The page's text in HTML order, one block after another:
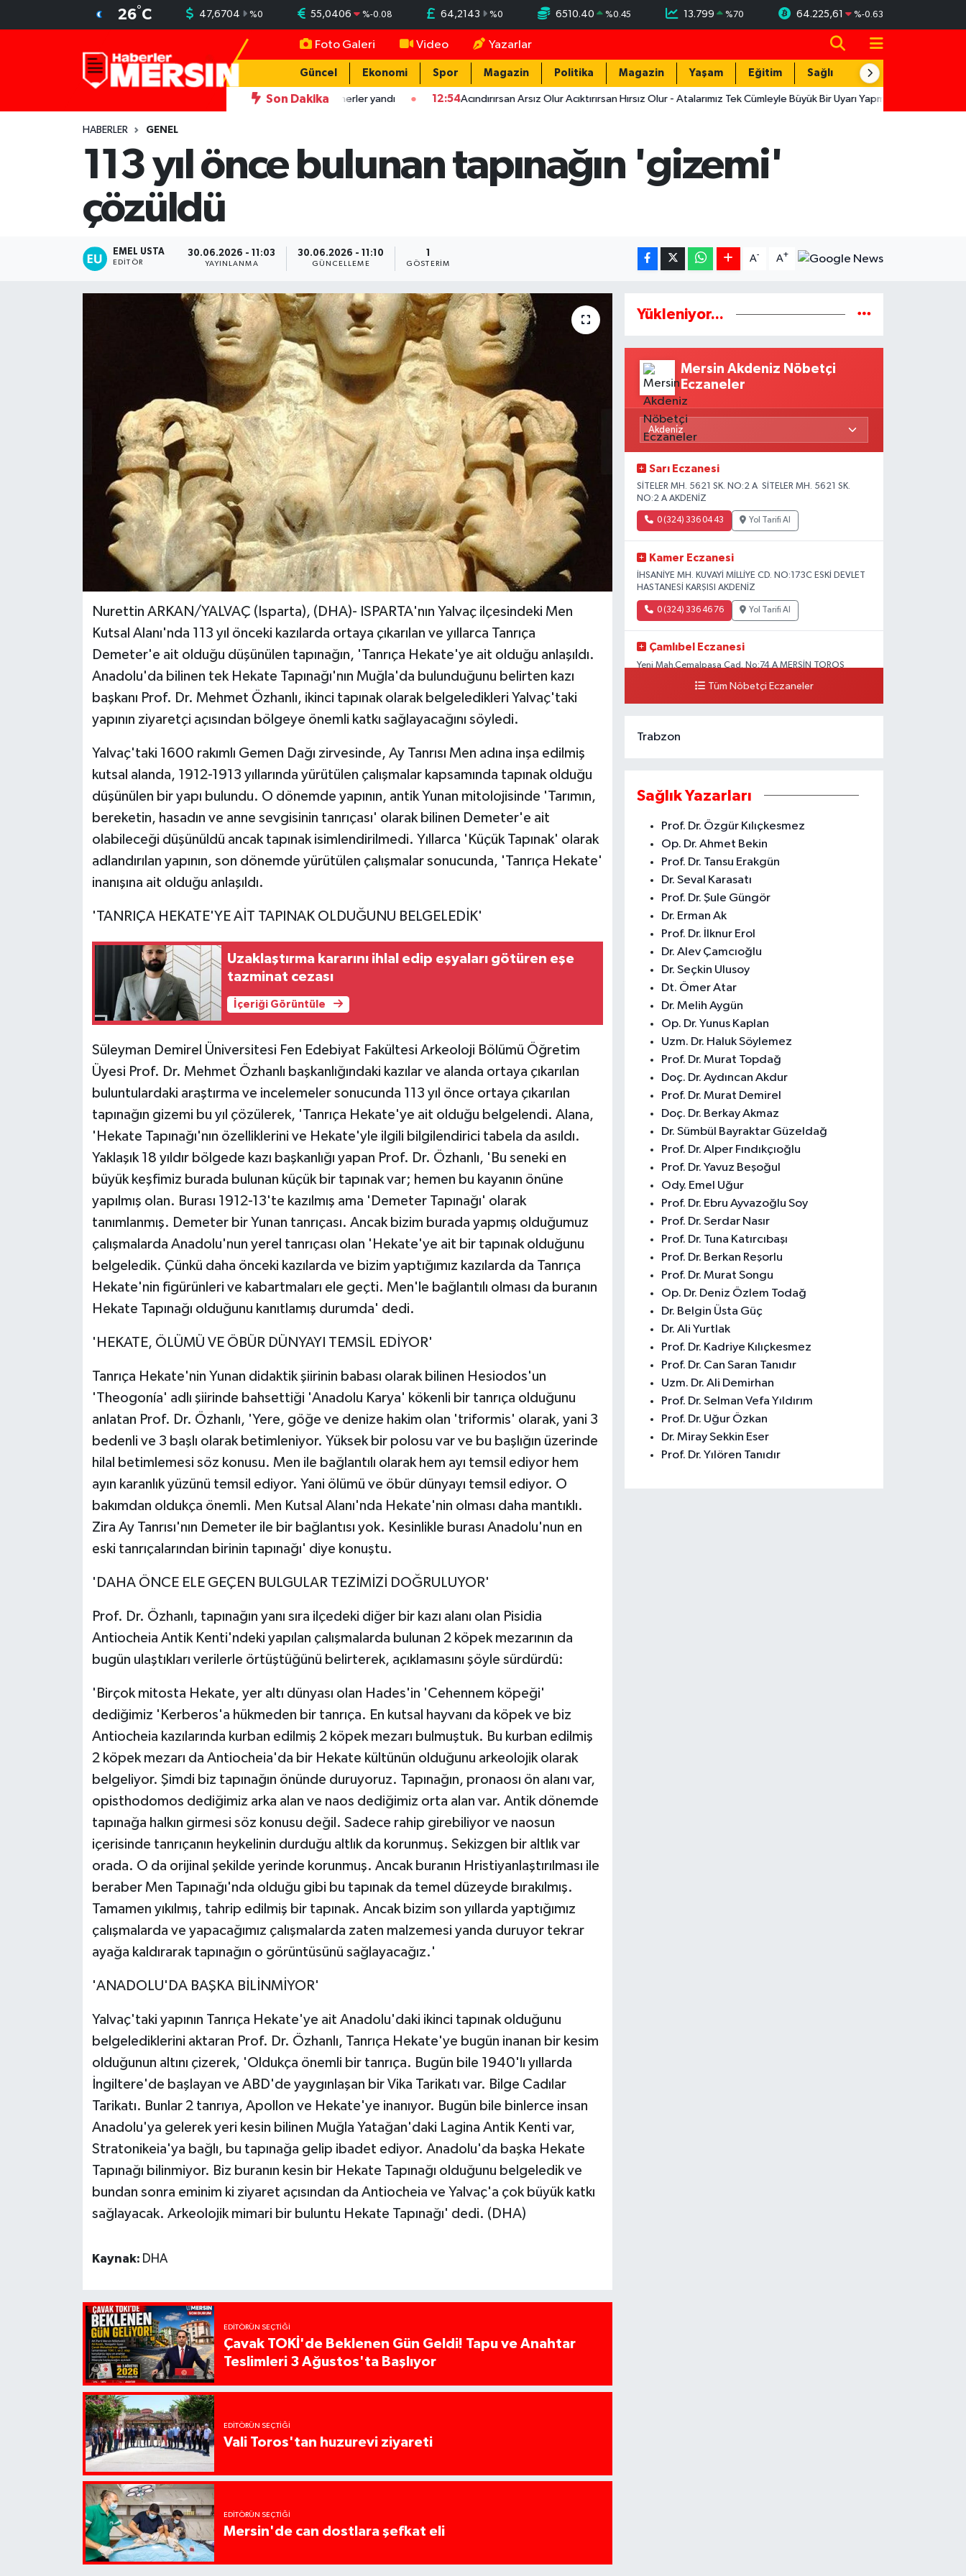
26°C 47,6704 %0 55,0406 %-0.08 64,2143 %0 6510.40 %0.45 13.799 %70 64.225,61 %-0.63
Foto Galeri Video Yazarlar
Güncel Ekonomi Spor Magazin Politika Magazin Yaşam Eğitim Sağlık Teknoloji
Son Dakika
İşçilerin kaldığı konteynerler yandı 12:54 Acındırırsan Arsız Olur Acıktırırsan Hırsız Olur - Atalarımız Tek Cümleyle Büyük Bir Uyarı Yapmış 12:19
HABERLER GENEL
113 yıl önce bulunan tapınağın 'gizemi'
çözüldü
EMEL USTA
EDITÖR
30.06.2026 - 11:03
YAYINLANMA
30.06.2026 - 11:10
GÜNCELLEME GÖSTERIM
A- A+
Nurettin ARKAN/YALVAÇ (Isparta), (DHA)- ISPARTA'nın Yalvaç ilçesindeki Men
Kutsal Alanı'nda 113 yıl önceki kazılarda ortaya çıkarılan ve yıllarca Tanrıça
Demeter'e ait olduğu düşünülen tapınağın, 'Tanrıça Hekate'ye ait olduğu anlaşıldı.
Anadolu'da bilinen tek Hekate Tapınağı'nın Muğla'da bulunduğunu belirten kazı
başkanı Prof. Dr. Mehmet Özhanlı, ikinci tapınak olarak belgeledikleri Yalvaç'taki
yapının ziyaretçi açısından bölgeye önemli katkı sağlayacağını söyledi.
Yalvaç'taki 1600 rakımlı Gemen Dağı zirvesinde, Ay Tanrısı Men adına inşa edilmiş
kutsal alanda, 1912-1913 yıllarında yürütülen çalışmalar kapsamında tapınak olduğu
düşünülen bir yapı bulundu. O dönemde yapının, antik Yunan mitolojisinde 'Tarımın,
bereketin, hasadın ve anne sevgisinin tanrıçası' olarak bilinen Demeter'e ait
olabileceği düşünüldü ancak tapınak isimlendirilmedi. Yıllarca 'Küçük Tapınak' olarak
adlandırılan yapının, son dönemde yürütülen çalışmalar sonucunda, 'Tanrıça Hekate'
inanışına ait olduğu anlaşıldı.
'TANRIÇA HEKATE'YE AİT TAPINAK OLDUĞUNU BELGELEDİK'
Uzaklaştırma kararını ihlal edip eşyaları götüren eşe
tazminat cezası
İçeriği Görüntüle
Süleyman Demirel Üniversitesi Fen Edebiyat Fakültesi Arkeoloji Bölümü Öğretim
Üyesi Prof. Dr. Mehmet Özhanlı başkanlığındaki kazılar ve alanda ortaya çıkarılan
buluntulardaki araştırma ve incelemeler sonucunda 113 yıl önce ortaya çıkarılan
tapınağın gizemi bu yıl çözülerek, 'Tanrıça Hekate'ye ait olduğu belgelendi. Alana,
'Hekate Tapınağı'nın özelliklerini ve Hekate'yle ilgili bilgilendirici tabela da asıldı.
Yaklaşık 18 yıldır bölgede kazı başkanlığı yapan Prof. Dr. Özhanlı, 'Bu seneki en
büyük keşfimiz burada bulunan küçük bir tapınak var; hemen bu kayanın önüne
yapılmış olan. Burası 1912-13'te kazılmış ama 'Demeter Tapınağı' olarak
tanımlanmış. Demeter bir Yunan tanrıçası. Ancak bizim burada yapmış olduğumuz
çalışmalarda Anadolu'nun yerel tanrıçası olan 'Hekate'ye ait bir tapınak olduğunu
belgeledik. Çünkü daha önceki kazılarda ve bizim yaptığımız kazılarda da Tanrıça
Hekate'nin figürünleri ve kabartmaları ele geçti. Men'le bağlantılı olması da buranın
Hekate Tapınağı olduğunu kanıtlamış durumda' dedi.
'HEKATE, ÖLÜMÜ VE ÖBÜR DÜNYAYI TEMSİL EDİYOR'
Tanrıça Hekate'nin Yunan didaktik şiirinin babası olarak bilinen Hesiodos'un
'Theogonía' adlı şiirinde bahsettiği 'Anadolu Karya' kökenli bir tanrıça olduğunu
anlatan Prof. Dr. Özhanlı, 'Yere, göğe ve denize hakim olan 'triformis' olarak, yani 3
bedenli ve 3 başlı olarak betimleniyor. Yüksek bir polosu var ve bu başlığın üzerinde
hilal betimlemesi söz konusu. Men ile bağlantılı olarak hem ayı temsil ediyor hem
ayın karanlık yüzünü temsil ediyor. Yani ölümü ve öbür dünyayı temsil ediyor. O
bakımdan oldukça önemli. Men Kutsal Alanı'nda Hekate'nin olması daha mantıklı.
Zira Ay Tanrısı'nın Demeter ile bir bağlantısı yok. Kesinlikle burası Anadolu'nun en
eski tanrıçalarından birinin tapınağı' diye konuştu.
'DAHA ÖNCE ELE GEÇEN BULGULAR TEZİMİZİ DOĞRULUYOR'
Prof. Dr. Özhanlı, tapınağın yanı sıra ilçedeki diğer bir kazı alanı olan Pisidia
Antiocheia Antik Kenti'ndeki yapılan çalışmalarda bulunan 2 köpek mezarının da
bugün ulaştıkları verilerle örtüştüğünü belirterek, açıklamasını şöyle sürdürdü:
'Birçok mitosta Hekate, yer altı dünyası olan Hades'in 'Cehennem köpeği'
dediğimiz 'Kerberos'a hükmeden bir tanrıça. En kutsal hayvanı da köpek ve biz
Antiocheia kazılarında kurban edilmiş 2 köpek mezarı bulmuştuk. Bu kurban edilmiş
2 köpek mezarı da Antiocheia'da bir Hekate kültünün olduğunu arkeolojik olarak
belgeliyor. Şimdi biz tapınağın önünde duruyoruz. Tapınağın, pronaosı ön alanı var,
opisthodomos dediğimiz arka alan ve naos dediğimiz orta alan var. Antik dönemde
tapınağa halkın girmesi söz konusu değil. Sadece rahip girebiliyor ve naosun
içerisinde tanrıçanın heykelinin durduğu altlık da korunmuş. Sekizgen bir altlık var
orada. O da orijinal şekilde yerinde korunmuş. Ancak buranın Hristiyanlaştırılması ile
beraber Men Tapınağı'nda olduğu gibi bu tapınak da temel düzeyde bırakılmış.
Tamamen yıkılmış, tahrip edilmiş bir tapınak. Ancak bizim son yıllarda yaptığımız
çalışmalarda ve yapacağımız çalışmalarda zaten malzemesi yanda duruyor tekrar
ayağa kaldırarak tapınağın o görüntüsünü sağlayacağız.'
'ANADOLU'DA BAŞKA BİLİNMİYOR'
Yalvaç'taki yapının Tanrıça Hekate'ye ait Anadolu'daki ikinci tapınak olduğunu
belgelediklerini aktaran Prof. Dr. Özhanlı, Tanrıça Hekate'ye bugün inanan bir kesim
olduğunun altını çizerek, 'Oldukça önemli bir tanrıça. Bugün bile 1940'lı yıllarda
İngiltere'de başlayan ve ABD'de yaygınlaşan bir Vika Tarikatı var. Bilge Cadılar
Tarikatı. Bunlar 2 tanrıya, Apollon ve Hekate'ye inanıyor. Bugün bile binlerce insan
Anadolu'ya gelerek yeri kesin bilinen Muğla Yatağan'daki Lagina Antik Kenti var,
Stratonikeia'ya bağlı, bu tapınağa gelip ibadet ediyor. Anadolu'da başka Hekate
Tapınağı bilinmiyor. Biz buranın kesin bir Hekate Tapınağı olduğunu belgeledik ve
bundan sonra eminim ki ziyaret açısından da Antiocheia ve Yalvaç'a çok büyük katkı
sağlayacak. Arkeolojik mimari bir buluntu Hekate Tapınağı' dedi. (DHA)
Kaynak: DHA
EDITÖRÜN SEÇTIĞI
Çavak TOKİ'de Beklenen Gün Geldi! Tapu ve Anahtar
Teslimleri 3 Ağustos'ta Başlıyor
EDITÖRÜN SEÇTIĞI
Vali Toros'tan huzurevi ziyareti
EDITÖRÜN SEÇTIĞI
Mersin'de can dostlara şefkat eli
Yükleniyor...
Mersin Akdeniz Nöbetçi
Eczaneler
Sarı Eczanesi
SİTELER MH. 5621 SK. NO:2 A SİTELER MH. 5621 SK.
NO:2 A AKDENİZ
0 (324) 336 04 43 Yol Tarifi Al
Kamer Eczanesi
İHSANİYE MH. KUVAYİ MİLLİYE CD. NO:173C ESKİ DEVLET
HASTANESİ KARŞISI AKDENİZ
0 (324) 336 46 76 Yol Tarifi Al
Çamlıbel Eczanesi
Yeni Mah.Cemalpaşa Cad. No:74 A MERSİN TOROS
KARŞISI ARAS KARGO YANITüm Nöbetçi Eczaneler
Trabzon
Sağlık Yazarları
Prof. Dr. Özgür Kılıçkesmez
Op. Dr. Ahmet Bekin
Prof. Dr. Tansu Erakgün
Dr. Seval Karasatı
Prof. Dr. Şule Güngör
Dr. Erman Ak
Prof. Dr. İlknur Erol
Dr. Alev Çamcıoğlu
Dr. Seçkin Ulusoy
Dt. Ömer Atar
Dr. Melih Aygün
Op. Dr. Yunus Kaplan
Uzm. Dr. Haluk Söylemez
Prof. Dr. Murat Topdağ
Doç. Dr. Aydıncan Akdur
Prof. Dr. Murat Demirel
Doç. Dr. Berkay Akmaz
Dr. Sümbül Bayraktar Güzeldağ
Prof. Dr. Alper Fındıkçıoğlu
Prof. Dr. Yavuz Beşoğul
Ody. Emel Uğur
Prof. Dr. Ebru Ayvazoğlu Soy
Prof. Dr. Serdar Nasır
Prof. Dr. Tuna Katırcıbaşı
Prof. Dr. Berkan Reşorlu
Prof. Dr. Murat Songu
Op. Dr. Deniz Özlem Todağ
Dr. Belgin Üsta Güç
Dr. Ali Yurtlak
Prof. Dr. Kadriye Kılıçkesmez
Prof. Dr. Can Saran Tanıdır
Uzm. Dr. Ali Demirhan
Prof. Dr. Selman Vefa Yıldırım
Prof. Dr. Uğur Özkan
Dr. Miray Sekkin Eser
Prof. Dr. Yılören Tanıdır
Mersin Nöbetçi Eczaneler
Mersin Hava Durumu
Mersin Trafik Yoğunluk Haritası
Süper Lig Puan Durumu ve Fikstür
Tüm Manşetler
Haber Arşivi